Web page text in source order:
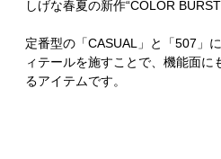
しげな春夏の新作“COLOR
定番型の「CASUAL」と「507」
ィテールを施すことで、機能面に
るアイテムです。